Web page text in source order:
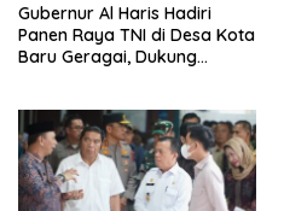
Gubernur Al Haris Hadiri
Panen Raya TNI di Desa Kota
Baru Geragai, Dukung